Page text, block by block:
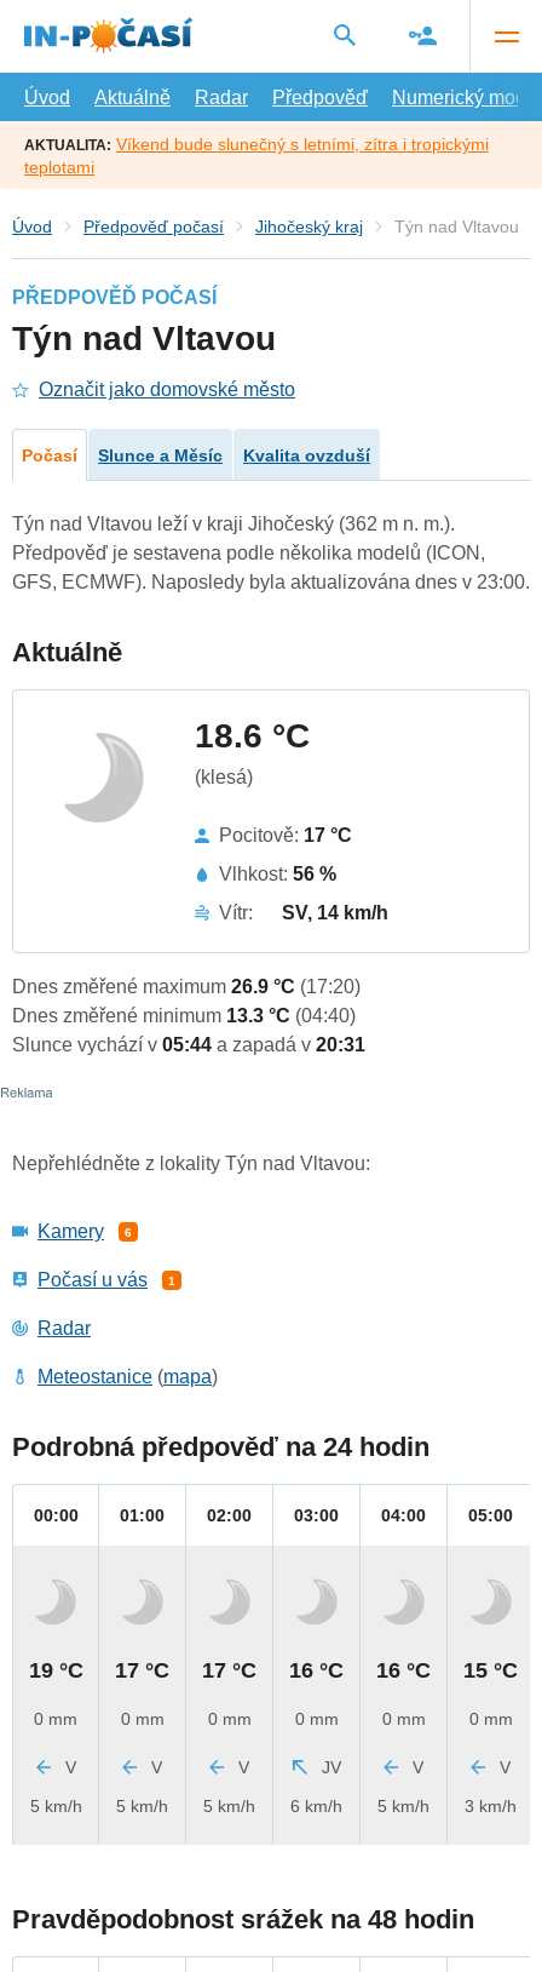
hlavní
Úvod
Aktuálně Radar Předpověď Numerický model
AKTUALITA: Víkend bude slunečný s letními, zítra i tropickými
teplotami
Úvod Předpověď počasí Jihočeský kraj Týn nad Vltavou
PŘEDPOVĚĎ POČASÍ
Týn nad Vltavou
Označit jako domovské město
Počasí Slunce a Měsíc Kvalita ovzduší
Týn nad Vltavou leží v kraji Jihočeský (362 m n. m.).
Předpověď je sestavena podle několika modelů (ICON,
GFS, ECMWF). Naposledy byla aktualizována dnes v 23:00.
Aktuálně
18.6 °C
(klesá)
Pocitově: 17 °C
Vlhkost: 56 %
Vítr:
SV, 14 km/h
Dnes změřené maximum 26.9 °C (17:20)
Dnes změřené minimum 13.3 °C (04:40)
Slunce vychází v 05:44 a zapadá v 20:31
Nepřehlédněte z lokality Týn nad Vltavou:
Kamery 6
Počasí u vás 1
Radar
Meteostanice (mapa)
Podrobná předpověď na 24 hodin
00:00
19 °C
0 mm
V
5 km/h
01:00
17 °C
0 mm
V
5 km/h
02:00
17 °C
0 mm
V
5 km/h
03:00
16 °C
0 mm
JV
6 km/h
04:00
16 °C
0 mm
V
5 km/h
05:00
15 °C
0 mm
V
3 km/h
Pravděpodobnost srážek na 48 hodin